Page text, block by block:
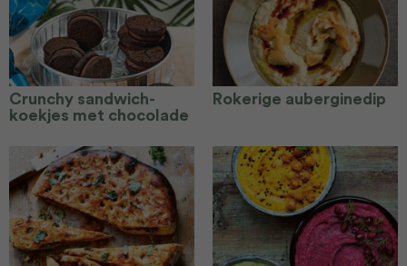
Crunchy sandwich-
koekjes met chocolade
Rokerige auberginedip